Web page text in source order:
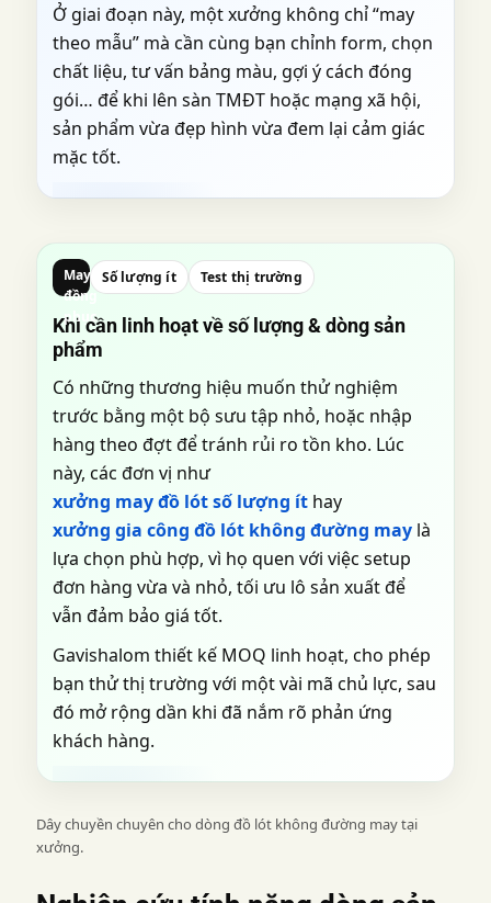
Ở giai đoạn này, một xưởng không chỉ “may
theo mẫu” mà cần cùng bạn chỉnh form, chọn
chất liệu, tư vấn bảng màu, gợi ý cách đóng
gói… để khi lên sàn TMĐT hoặc mạng xã hội,
sản phẩm vừa đẹp hình vừa đem lại cảm giác
mặc tốt.
May
đồng
phục
Số lượng ít Test thị trường
Khi cần linh hoạt về số lượng & dòng sản
phẩm
Có những thương hiệu muốn thử nghiệm
trước bằng một bộ sưu tập nhỏ, hoặc nhập
hàng theo đợt để tránh rủi ro tồn kho. Lúc
này, các đơn vị như
xưởng may đồ lót số lượng ít hay
xưởng gia công đồ lót không đường may là
lựa chọn phù hợp, vì họ quen với việc setup
đơn hàng vừa và nhỏ, tối ưu lô sản xuất để
vẫn đảm bảo giá tốt.
Gavishalom thiết kế MOQ linh hoạt, cho phép
bạn thử thị trường với một vài mã chủ lực, sau
đó mở rộng dần khi đã nắm rõ phản ứng
khách hàng.
Dây chuyền chuyên cho dòng đồ lót không đường may tại
xưởng.